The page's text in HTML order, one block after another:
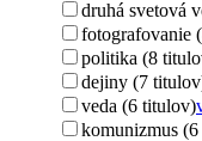
druhá svetová
fotografovanie
politika (8
dejiny (7
veda (6 titulov)
komunizmus